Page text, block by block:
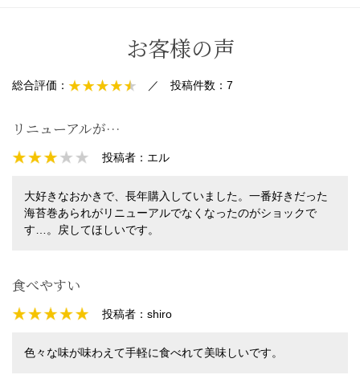
お客様の声
総合評価： ／ 投稿件数： 7
リニューアルが…
投稿者： エル
大好きなおかきで、長年購入していました。一番好きだった
海苔巻あられがリニューアルでなくなったのがショックで
す…。戻してほしいです。
食べやすい
投稿者：shiro
色々な味が味わえて手軽に食べれて美味しいです。